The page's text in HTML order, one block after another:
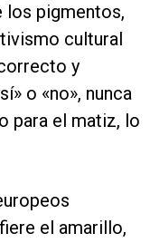
los pigmentos,
cultural
y
o «no», nunca
para el matiz, lo
el amarillo,